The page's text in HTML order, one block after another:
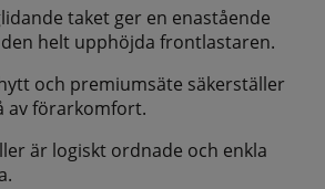
taket ger en enastående
helt upphöjda frontlastaren.
och premiumsäte säkerställer
av förarkomfort.
är logiskt ordnade och enkla